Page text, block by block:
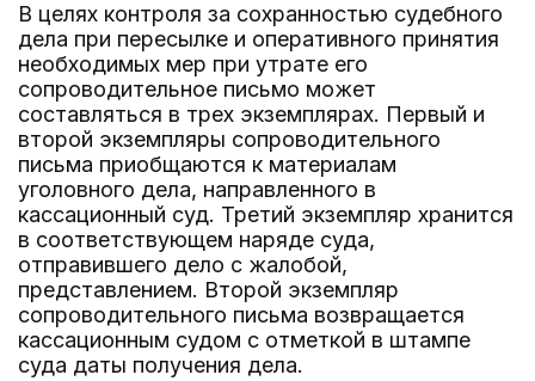
В целях контроля за сохранностью судебного
дела при пересылке и оперативного принятия
необходимых мер при утрате его
сопроводительное письмо может
составляться в трех экземплярах. Первый и
второй экземпляры сопроводительного
письма приобщаются к материалам
уголовного дела, направленного в
кассационный суд. Третий экземпляр хранится
в соответствующем наряде суда,
отправившего дело с жалобой,
представлением. Второй экземпляр
сопроводительного письма возвращается
кассационным судом с отметкой в штампе
суда даты получения дела.